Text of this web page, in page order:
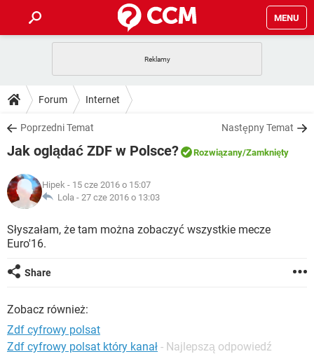
MENU
GRY
SPOTIFY
INSTAGRAM FACEBOOK
WINDOWS 10
PORADY
PlayStation
INSTAGRAM
WINDOWS 10
DO POBRANIA
ANDROID TIKTOK
GRY
IOS
INSTAGRAM FACEBOOK
WINDOWS 10
FORUM
COVID-19
GRY
SPOTIFY NETFLIX
ARTYKUŁY
COVID-19 TIKTOK
GRY
SPOTIFY
Forum Internet
Poprzedni Temat Następny Temat
Jak oglądać ZDF w Polsce? Rozwiązany/Zamknięty
Hipek - 15 cze 2016 o 15:07
Lola - 27 cze 2016 o 13:03
Słyszałam, że tam można zobaczyć wszystkie mecze
Euro'16.
Share
Zobacz również:
Zdf cyfrowy polsat
Zdf cyfrowy polsat który kanał - Najlepszą odpowiedź